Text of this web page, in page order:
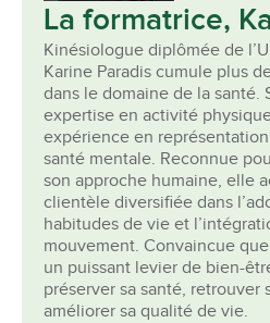
La formatrice,
Kinésiologue diplômée de
Karine Paradis cumule plus
dans le domaine de la santé.
expertise en activité
expérience en
santé mentale. Reconnue
son approche humaine, elle
clientèle diversifiée dans
habitudes de vie et
mouvement. Convaincue
un puissant levier de bien-
préserver sa santé, retrouver
améliorer sa qualité de vie.